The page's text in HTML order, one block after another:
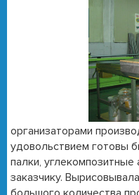
организаторами
удовольствием готовы
палки, углекомпозитные
заказчику.